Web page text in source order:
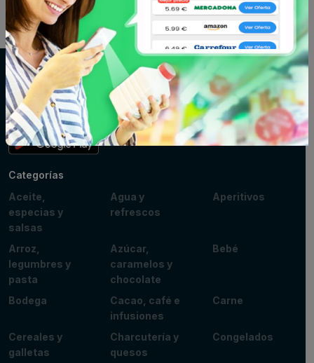
Supersupers.com
Compara precios de supermercados y ahorra en tu compra diaria.
Información actualizada de miles de productos.
Categorías
Aceite,
especias y
salsas
Agua y
refrescos
Aperitivos
Arroz,
legumbres y
pasta
Azúcar,
caramelos y
chocolate
Bebé
Bodega
Cacao, café e
infusiones
Carne
Cereales y
galletas
Charcutería y
quesos
Congelados